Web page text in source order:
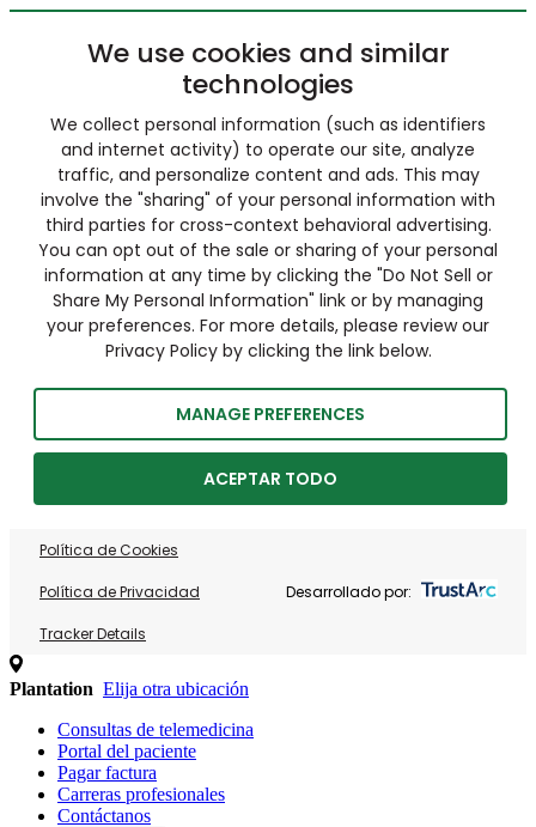
We use cookies and similar
technologies
We collect personal information (such as identifiers
and internet activity) to operate our site, analyze
traffic, and personalize content and ads. This may
involve the "sharing" of your personal information with
third parties for cross-context behavioral advertising.
You can opt out of the sale or sharing of your personal
information at any time by clicking the "Do Not Sell or
Share My Personal Information" link or by managing
your preferences. For more details, please review our
Privacy Policy by clicking the link below.
MANAGE PREFERENCES
ACEPTAR TODO
Política de Cookies
Política de Privacidad
Tracker Details
Desarrollado por:
Plantation Elija otra ubicación
Consultas de telemedicina
Portal del paciente
Pagar factura
Carreras profesionales
Contáctanos